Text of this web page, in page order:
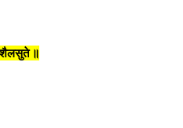
शैलसुते ॥